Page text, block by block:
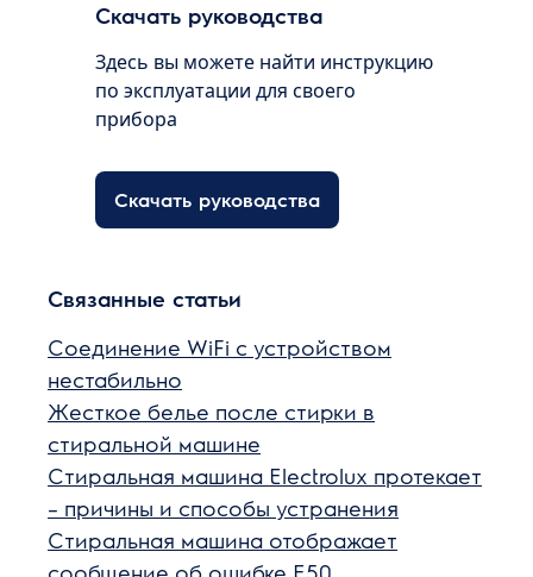
Скачать руководства
Здесь вы можете найти инструкцию
по эксплуатации для своего
прибора
Скачать руководства
Связанные статьи
Соединение WiFi с устройством
нестабильно
Жесткое белье после стирки в
стиральной машине
Стиральная машина Electrolux протекает
– причины и способы устранения
Стиральная машина отображает